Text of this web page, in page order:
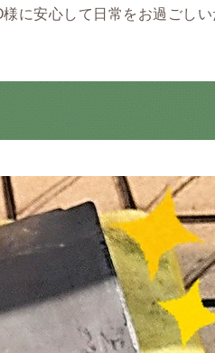
に安心して日常をお過ごし